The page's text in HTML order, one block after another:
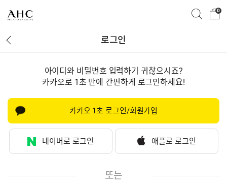
0
로그인
아이디와 비밀번호 입력하기 귀찮으시죠?
카카오로 1초 만에 간편하게 로그인하세요!
카카오 1초 로그인/회원가입
네이버로 로그인 애플로 로그인
또는